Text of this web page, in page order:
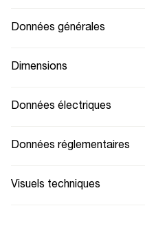
Données générales
Dimensions
Données électriques
Données réglementaires
Visuels techniques